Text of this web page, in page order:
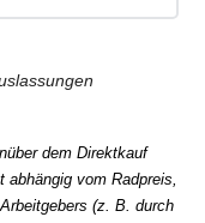
dem Direktkauf
vom Radpreis,
(z. B. durch